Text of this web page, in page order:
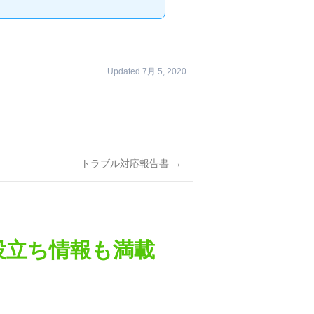
Updated 7月 5, 2020
トラブル対応報告書 →
ち情報も満載